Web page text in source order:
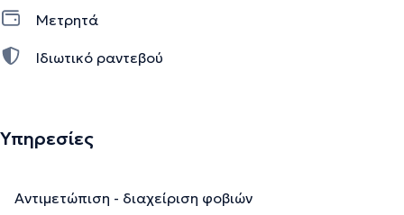
Μετρητά
Ιδιωτικό ραντεβού
Υπηρεσίες
Αντιμετώπιση - διαχείριση φοβιών